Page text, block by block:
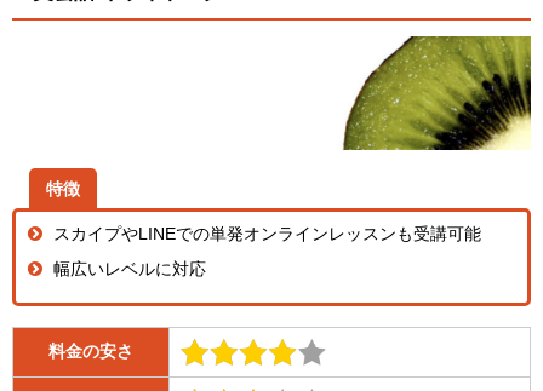
特徴
スカイプやLINEでの単発オンラインレッスンも受講可能
幅広いレベルに対応
料金の安さ